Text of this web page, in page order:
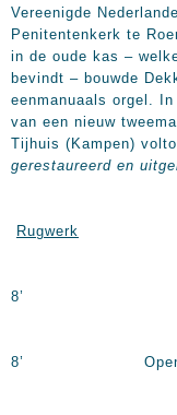
Vereenigde
Penitentenkerk te
in de oude kas –
bevindt – bouwde
eenmanuaals orgel.
van een nieuw
Tijhuis (Kampen)
gerestaureerd en
Rugwerk
8’
8’